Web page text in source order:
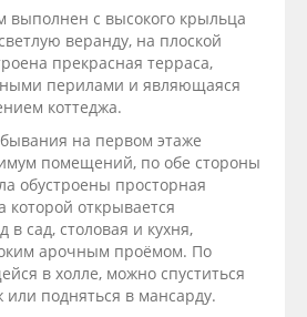
выполнен с высокого крыльца
веранду, на плоской
прекрасная терраса,
перилами и являющаяся
коттеджа.
на первом этаже
помещений, по обе стороны
обустроены просторная
которой открывается
сад, столовая и кухня,
арочным проёмом. По
в холле, можно спуститься
подняться в мансарду.